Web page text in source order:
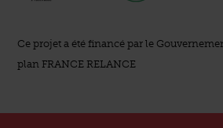
Ce projet a été financé par le
plan FRANCE RELANCE